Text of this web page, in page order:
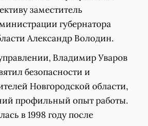
заместитель
губернатора
Александр Володин.
Владимир Уваров
безопасности и
Новгородской области,
профильный опыт работы.
в 1998 году после